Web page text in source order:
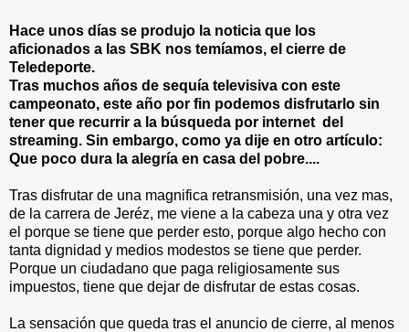
Hace unos días se produjo la noticia que los
aficionados a las SBK nos temíamos, el cierre de
Teledeporte.
Tras muchos años de sequía televisiva con este
campeonato, este año por fin podemos disfrutarlo sin
tener que recurrir a la búsqueda por internet del
streaming. Sin embargo, como ya dije en otro artículo:
Que poco dura la alegría en casa del pobre....
Tras disfrutar de una magnifica retransmisión, una vez mas,
de la carrera de Jeréz, me viene a la cabeza una y otra vez
el porque se tiene que perder esto, porque algo hecho con
tanta dignidad y medios modestos se tiene que perder.
Porque un ciudadano que paga religiosamente sus
impuestos, tiene que dejar de disfrutar de estas cosas.
La sensación que queda tras el anuncio de cierre, al menos